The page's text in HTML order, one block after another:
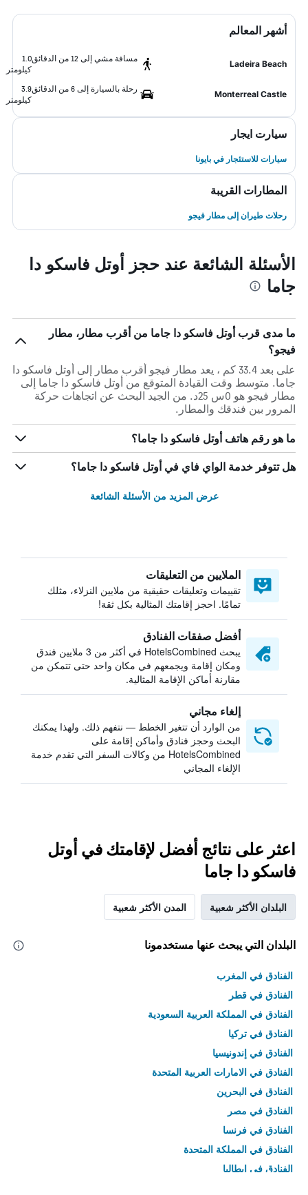
أشهر المعالم
Ladeira Beach
مسافة مشي إلى 12 من الدقائق
1.0
كيلومتر
Monterreal Castle
رحلة بالسيارة إلى 6 من الدقائق
3.9
كيلومتر
سيارت ايجار
سيارات للاستئجار في بايونا
المطارات القريبة
رحلات طيران إلى مطار فيجو
الأسئلة الشائعة عند حجز أوتل فاسكو دا
جاما
ما مدى قرب أوتل فاسكو دا جاما من أقرب مطار، مطار
فيجو؟
على بعد 33.4 كم ، يعد مطار فيجو أقرب مطار إلى أوتل فاسكو دا
جاما. متوسط وقت القيادة المتوقع من أوتل فاسكو دا جاما إلى
مطار فيجو هو 0س 25د. من الجيد البحث عن اتجاهات حركة
المرور بين فندقك والمطار.
ما هو رقم هاتف أوتل فاسكو دا جاما؟
هل تتوفر خدمة الواي فاي في أوتل فاسكو دا جاما؟
عرض المزيد من الأسئلة الشائعة
الملايين من التعليقات
تقييمات وتعليقات حقيقية من ملايين النزلاء، مثلك
تمامًا. احجز إقامتك المثالية بكل ثقة!
أفضل صفقات الفنادق
يبحث HotelsCombined في أكثر من 3 ملايين فندق
ومكان إقامة ويجمعهم في مكان واحد حتى تتمكن من
مقارنة أماكن الإقامة المثالية.
إلغاء مجاني
من الوارد أن تتغير الخطط — نتفهم ذلك. ولهذا يمكنك
البحث وحجز فنادق وأماكن إقامة على
HotelsCombined من وكالات السفر التي تقدم خدمة
الإلغاء المجاني
اعثر على نتائج أفضل لإقامتك في أوتل
فاسكو دا جاما
البلدان الأكثر شعبية المدن الأكثر شعبية
البلدان التي يبحث عنها مستخدمونا
الفنادق في المغرب
الفنادق في قطر
الفنادق في المملكة العربية السعودية
الفنادق في تركيا
الفنادق في إندونيسيا
الفنادق في الامارات العربية المتحدة
الفنادق في البحرين
الفنادق في مصر
الفنادق في فرنسا
الفنادق في المملكة المتحدة
الفنادق في إيطاليا